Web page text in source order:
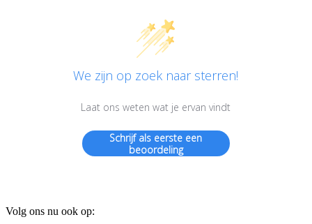
We zijn op zoek naar sterren!
Laat ons weten wat je ervan vindt
Schrijf als eerste een
beoordeling
Volg ons nu ook op: